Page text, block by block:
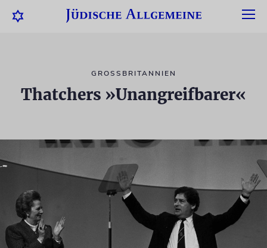
GROSSBRITANNIEN
Thatchers »Unangreifbarer«